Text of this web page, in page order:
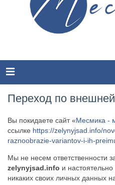
​Wacken Open Air 2026:
Wacken Open Air 2026
​Wacken Open Air 2027
Переход по
Вы покидаете сайт «Месмика -
ссылке https://zelynyjsad.info/
raznoobrazie-variantov-i-ih-
Мы не несем ответственности
zelynyjsad.info и
никаких своих личных данных